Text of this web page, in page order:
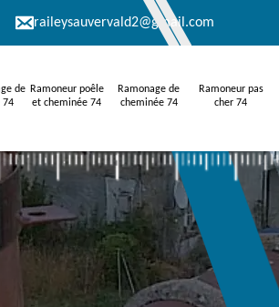
raileysauvervald2@gmail.com
de
74
Ramoneur poêle
et cheminée 74
Ramonage de
cheminée 74
Ramoneur pas
cher 74